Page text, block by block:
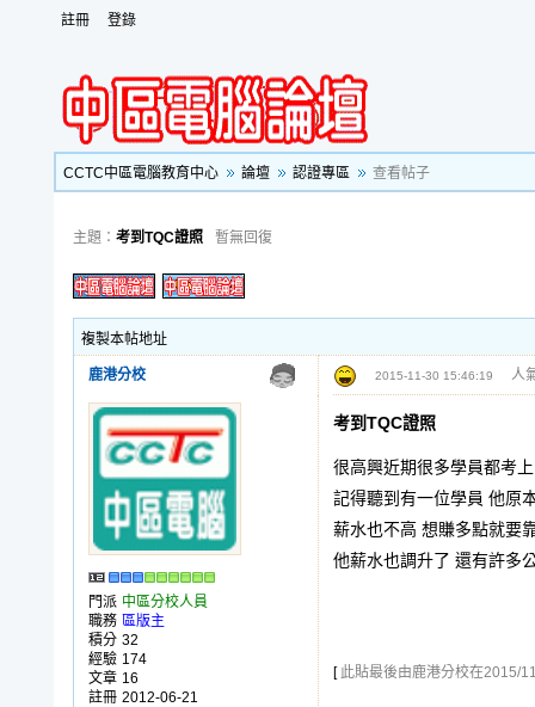
註冊 登錄
CCTC中區電腦教育中心 論壇 認證專區 查看帖子
主題： 考到TQC證照 暫無回復
複製本帖地址
鹿港分校 2015-11-30 15:46:19 人
門派 中區分校人員
職務 區版主
積分 32
經驗 174
文章 16
註冊 2012-06-21
考到TQC證照
很高興近期很多學員都考
記得聽到有一位學員 他原
薪水也不高 想賺多點就要
他薪水也調升了 還有許多
[ 此貼最後由鹿港分校在2015/